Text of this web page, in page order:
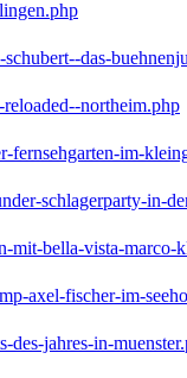
das-
northeim.php
fernsehgarten-im-
schlagerparty-in-
mit-bella-vista-marco-
axel-fischer-im-
des-jahres-in-